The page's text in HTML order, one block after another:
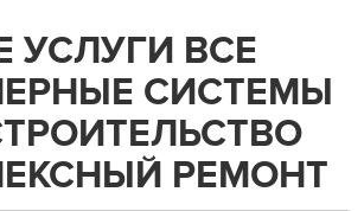
УСЛУГИ ВСЕ
СИСТЕМЫ
РЕМОНТ